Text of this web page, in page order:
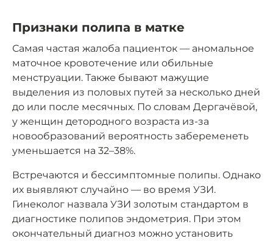
Признаки полипа в матке
Самая частая жалоба пациенток — аномальное
маточное кровотечение или обильные
менструации. Также бывают мажущие
выделения из половых путей за несколько дней
до или после месячных. По словам Дергачёвой,
у женщин детородного возраста из-за
новообразований вероятность забеременеть
уменьшается на 32–38%.
Встречаются и бессимптомные полипы. Однако
их выявляют случайно — во время УЗИ.
Гинеколог назвала УЗИ золотым стандартом в
диагностике полипов эндометрия. При этом
окончательный диагноз можно установить